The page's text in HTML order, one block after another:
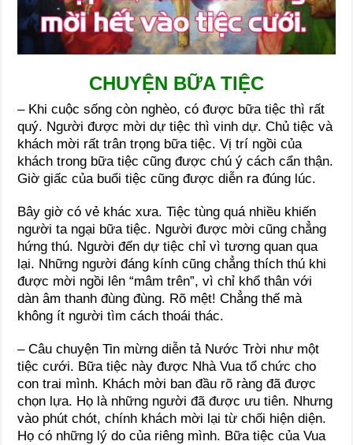
CHUYỆN BỮA TIỆC
– Khi cuộc sống còn nghèo, có được bữa tiệc thì rất
quý. Người được mời dự tiệc thì vinh dự. Chủ tiệc và
khách mời rất trân trọng bữa tiệc. Vị trí ngồi của
khách trong bữa tiệc cũng được chú ý cách cẩn thận.
Giờ giấc của buổi tiệc cũng được diễn ra đúng lúc.
Bây giờ có vẻ khác xưa. Tiệc tùng quá nhiều khiến
người ta ngại bữa tiệc. Người được mời cũng chẳng
hứng thú. Người đến dự tiệc chỉ vì tương quan qua
lại. Những người đáng kính cũng chẳng thích thú khi
được mời ngồi lên “mâm trên”, vì chỉ khổ thân với
dàn âm thanh đùng đùng. Rõ mệt! Chẳng thế mà
không ít người tìm cách thoái thác.
– Câu chuyện Tin mừng diễn tả Nước Trời như một
tiệc cưới. Bữa tiệc này được Nhà Vua tổ chức cho
con trai mình. Khách mời ban đầu rõ ràng đã được
chọn lựa. Họ là những người đã được ưu tiên. Nhưng
vào phút chót, chính khách mời lại từ chối hiện diện.
Họ có những lý do của riêng mình. Bữa tiệc của Vua